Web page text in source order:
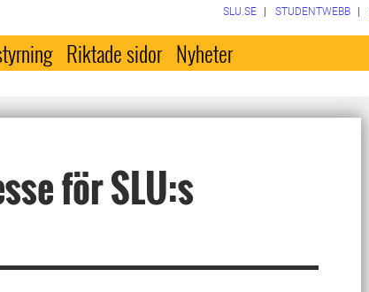
SLU.SE STUDENTWEBB
Riktade sidor Nyheter
för SLU:s